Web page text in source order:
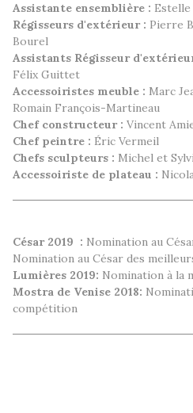
Assistante ensemblière : Estelle
Régisseurs d'extérieur : Pierre
Bourel
Assistants Régisseur
Félix Guittet
Accessoiristes meuble : Marc
Romain François-Martineau
Chef constructeur : Vincent
Chef peintre : Éric Vermeil
Chefs sculpteurs : Michel et
Accessoiriste de plateau :
César 2019 : Nomination au
Nomination au César des
Lumières 2019: Nomination à la
Mostra de Venise 2018:
compétition